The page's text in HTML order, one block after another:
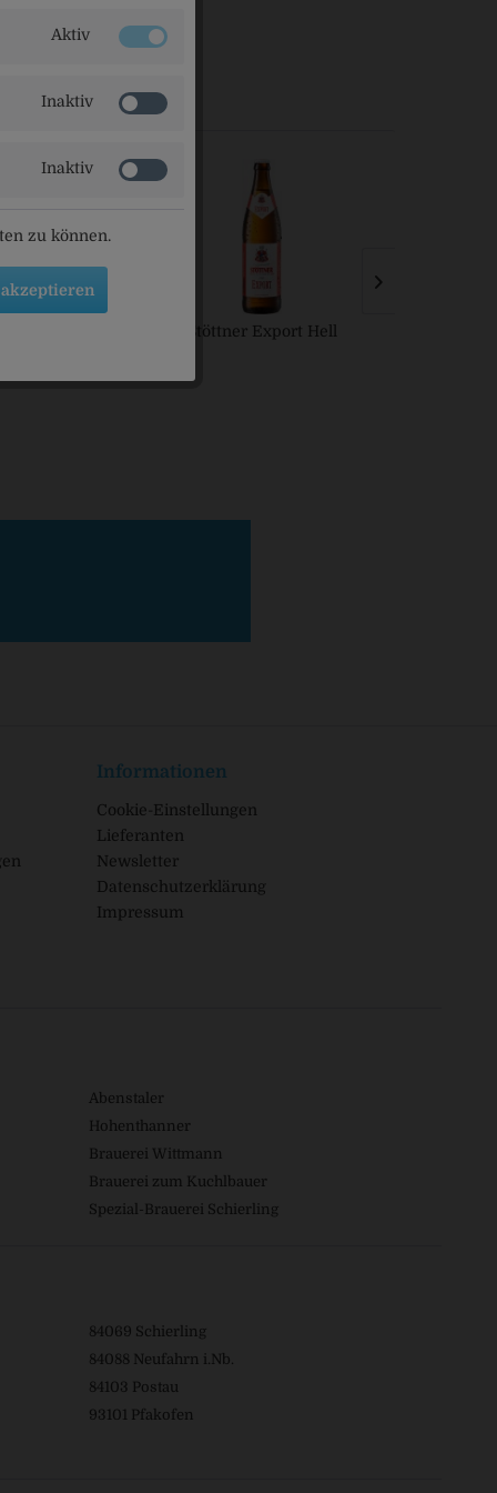
Stöttner Export Hell
Informationen
Cookie-Einstellungen
Lieferanten
Newsletter
Datenschutzerklärung
Impressum
Abenstaler
Hohenthanner
Brauerei Wittmann
Brauerei zum Kuchlbauer
Spezial-Brauerei Schierling
84069 Schierling
84088 Neufahrn i.Nb.
84103 Postau
93101 Pfakofen
Aktiv
Inaktiv
Inaktiv
zu können.